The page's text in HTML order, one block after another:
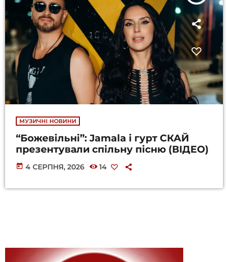
МУЗИЧНІ НОВИНИ
“Божевільні”: Jamala і гурт СКАЙ
презентували спільну пісню (ВІДЕО)
today 4 СЕРПНЯ, 2026 14